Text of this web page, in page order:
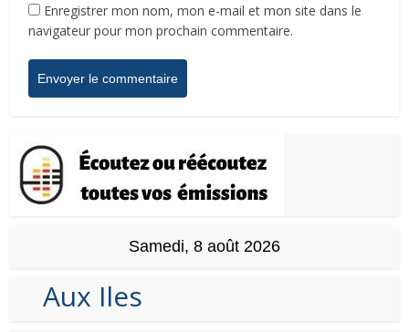
Enregistrer mon nom, mon e-mail et mon site dans le
navigateur pour mon prochain commentaire.
Samedi, 8 août 2026
Aux Iles